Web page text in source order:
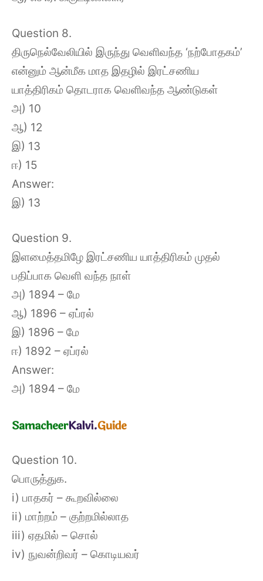
Question 8.
திருநெல்வேலியில் இருந்து வெளிவந்த ‘நற்போதகம்’
என்னும் ஆன்மீக மாத இதழில் இரட்சணிய
யாத்திரிகம் தொடராக வெளிவந்த ஆண்டுகள்
அ) 10
ஆ) 12
இ) 13
ஈ) 15
Answer:
இ) 13
Question 9.
இளமைத்தமிழே இரட்சணிய யாத்திரிகம் முதல்
பதிப்பாக வெளி வந்த நாள்
அ) 1894 – மே
ஆ) 1896 – ஏப்ரல்
இ) 1896 – மே
ஈ) 1892 – ஏப்ரல்
Answer:
அ) 1894 – மே
Question 10.
பொருத்துக.
i) பாதகர் – கூறவில்லை
ii) மாற்றம் – குற்றமில்லாத
iii) ஏதமில் – சொல்
iv) நுவன்றிவர் – கொடியவர்